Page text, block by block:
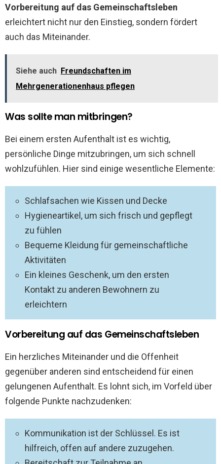
Vorbereitung auf das Gemeinschaftsleben
erleichtert nicht nur den Einstieg, sondern fördert
auch das Miteinander.
Siehe auch Freundschaften im
Mehrgenerationenhaus pflegen
Was sollte man mitbringen?
Bei einem ersten Aufenthalt ist es wichtig,
persönliche Dinge mitzubringen, um sich schnell
wohlzufühlen. Hier sind einige wesentliche Elemente:
Schlafsachen wie Kissen und Decke
Hygieneartikel, um sich frisch und gepflegt
zu fühlen
Bequeme Kleidung für gemeinschaftliche
Aktivitäten
Ein kleines Geschenk, um den ersten
Kontakt zu anderen Bewohnern zu
erleichtern
Vorbereitung auf das Gemeinschaftsleben
Ein herzliches Miteinander und die Offenheit
gegenüber anderen sind entscheidend für einen
gelungenen Aufenthalt. Es lohnt sich, im Vorfeld über
folgende Punkte nachzudenken:
Kommunikation ist der Schlüssel. Es ist
hilfreich, offen auf andere zuzugehen.